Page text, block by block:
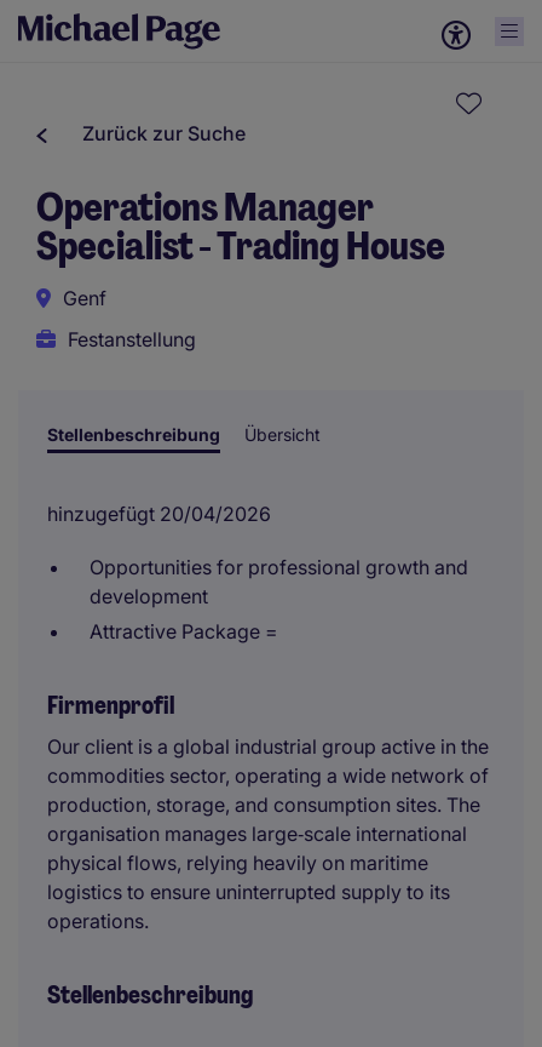
Zurück zur Suche
Operations Manager
Specialist - Trading House
Genf
Festanstellung
Stellenbeschreibung Übersicht
hinzugefügt 20/04/2026
Opportunities for professional growth and
development
Attractive Package =
Firmenprofil
Our client is a global industrial group active in the
commodities sector, operating a wide network of
production, storage, and consumption sites. The
organisation manages large‑scale international
physical flows, relying heavily on maritime
logistics to ensure uninterrupted supply to its
operations.
Stellenbeschreibung